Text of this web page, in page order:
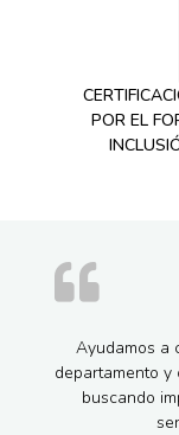
POR EL
Ayudamos a
departamento
buscando